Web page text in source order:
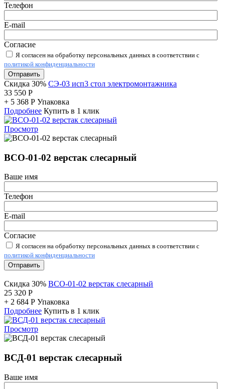
Телефон
E-mail
Согласие
Я согласен на обработку персональных данных в соответствии с
политикой конфиденциальности
Отправить
Скидка 30% СЭ-03 исп3 стол электромонтажника
33 550 Р
+ 5 368 Р Упаковка
Подробнее Купить в 1 клик
Просмотр
ВСО-01-02 верстак слесарный
Ваше имя
Телефон
E-mail
Согласие
Я согласен на обработку персональных данных в соответствии с
политикой конфиденциальности
Отправить
Скидка 30% ВСО-01-02 верстак слесарный
25 320 Р
+ 2 684 Р Упаковка
Подробнее Купить в 1 клик
Просмотр
ВСД-01 верстак слесарный
Ваше имя